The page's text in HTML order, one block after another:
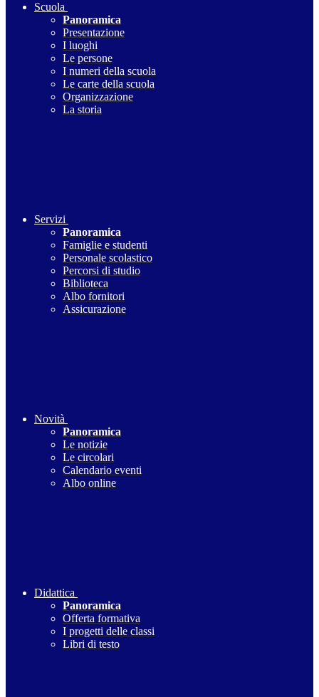
Scuola
Panoramica
Presentazione
I luoghi
Le persone
I numeri della scuola
Le carte della scuola
Organizzazione
La storia
Servizi
Panoramica
Famiglie e studenti
Personale scolastico
Percorsi di studio
Biblioteca
Albo fornitori
Assicurazione
Novità
Panoramica
Le notizie
Le circolari
Calendario eventi
Albo online
Didattica
Panoramica
Offerta formativa
I progetti delle classi
Libri di testo